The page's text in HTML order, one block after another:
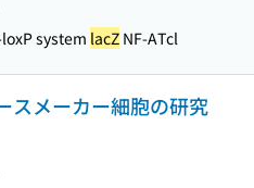
system lacZ NF-ATcl
スメーカー細胞の研究